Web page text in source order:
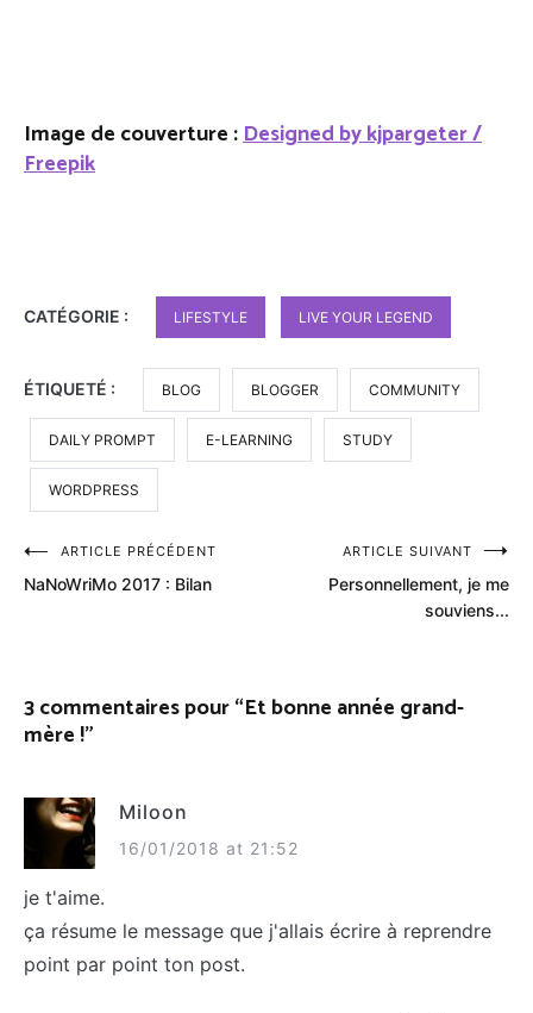
Image de couverture :Designed by kjpargeter /
Freepik
CATÉGORIE : LIFESTYLE LIVE YOUR LEGEND
ÉTIQUETÉ : BLOG BLOGGER COMMUNITY
DAILY PROMPT E-LEARNING STUDY
WORDPRESS
Navigation
de
ARTICLE PRÉCÉDENT
NaNoWriMo 2017 : Bilan
ARTICLE SUIVANT
Personnellement, je me
souviens...
3 commentaires pour “Et bonne année grand-
mère !”
Miloon
16/01/2018 at 21:52
je t'aime.
ça résume le message que j'allais écrire à reprendre
point par point ton post.